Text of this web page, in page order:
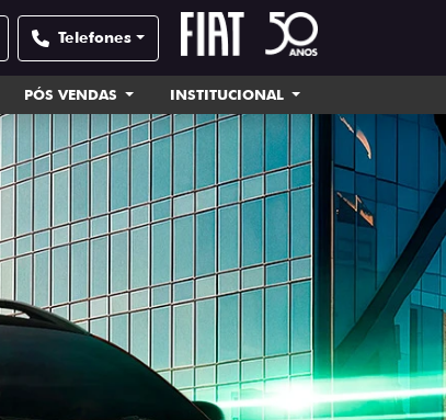
Telefones
PÓS VENDAS INSTITUCIONAL